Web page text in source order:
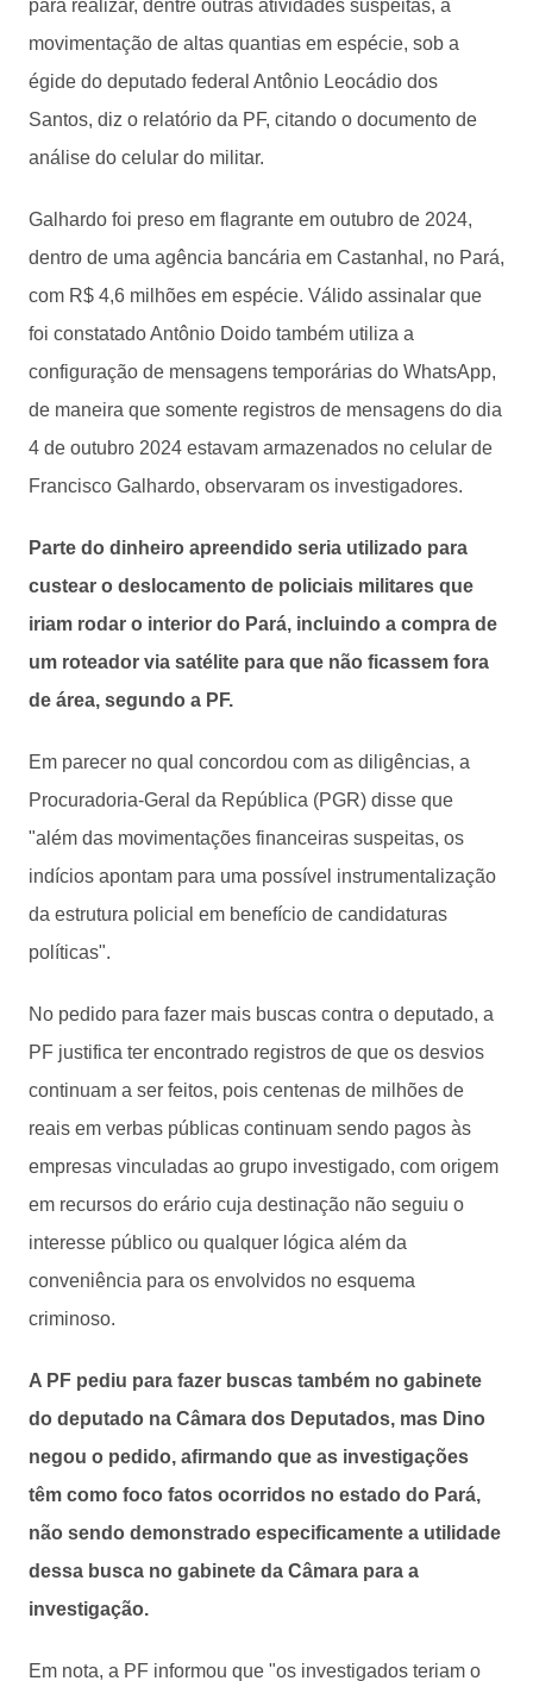
para realizar, dentre outras atividades suspeitas, a
movimentação de altas quantias em espécie, sob a
égide do deputado federal Antônio Leocádio dos
Santos, diz o relatório da PF, citando o documento de
análise do celular do militar.
Galhardo foi preso em flagrante em outubro de 2024,
dentro de uma agência bancária em Castanhal, no Pará,
com R$ 4,6 milhões em espécie. Válido assinalar que
foi constatado Antônio Doido também utiliza a
configuração de mensagens temporárias do WhatsApp,
de maneira que somente registros de mensagens do dia
4 de outubro 2024 estavam armazenados no celular de
Francisco Galhardo, observaram os investigadores.
Parte do dinheiro apreendido seria utilizado para
custear o deslocamento de policiais militares que
iriam rodar o interior do Pará, incluindo a compra de
um roteador via satélite para que não ficassem fora
de área, segundo a PF.
Em parecer no qual concordou com as diligências, a
Procuradoria-Geral da República (PGR) disse que
"além das movimentações financeiras suspeitas, os
indícios apontam para uma possível instrumentalização
da estrutura policial em benefício de candidaturas
políticas".
No pedido para fazer mais buscas contra o deputado, a
PF justifica ter encontrado registros de que os desvios
continuam a ser feitos, pois centenas de milhões de
reais em verbas públicas continuam sendo pagos às
empresas vinculadas ao grupo investigado, com origem
em recursos do erário cuja destinação não seguiu o
interesse público ou qualquer lógica além da
conveniência para os envolvidos no esquema
criminoso.
A PF pediu para fazer buscas também no gabinete
do deputado na Câmara dos Deputados, mas Dino
negou o pedido, afirmando que as investigações
têm como foco fatos ocorridos no estado do Pará,
não sendo demonstrado especificamente a utilidade
dessa busca no gabinete da Câmara para a
investigação.
Em nota, a PF informou que "os investigados teriam o